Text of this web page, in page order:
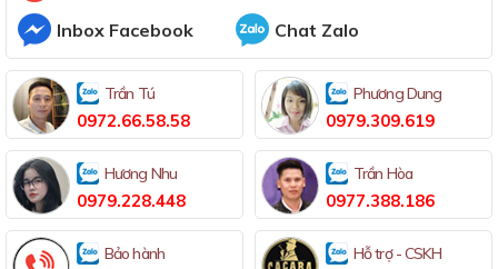
Inbox Facebook Chat Zalo
Trần Tú
0972.66.58.58
Phương Dung
0979.309.619
Hương Nhu
0979.228.448
Trần Hòa
0977.388.186
Bảo hành Hỗ trợ - CSKH